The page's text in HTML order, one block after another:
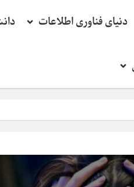
دنیای فناوری اطلاعات
چین با